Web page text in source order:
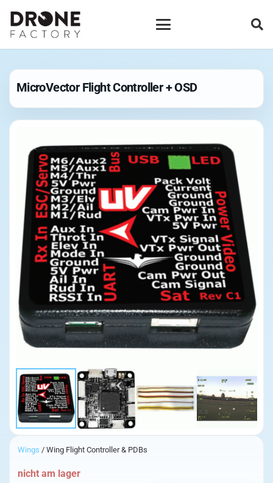
MicroVector Flight Controller + OSD
Wings / Wing Flight Controller & PDBs
nicht am lager